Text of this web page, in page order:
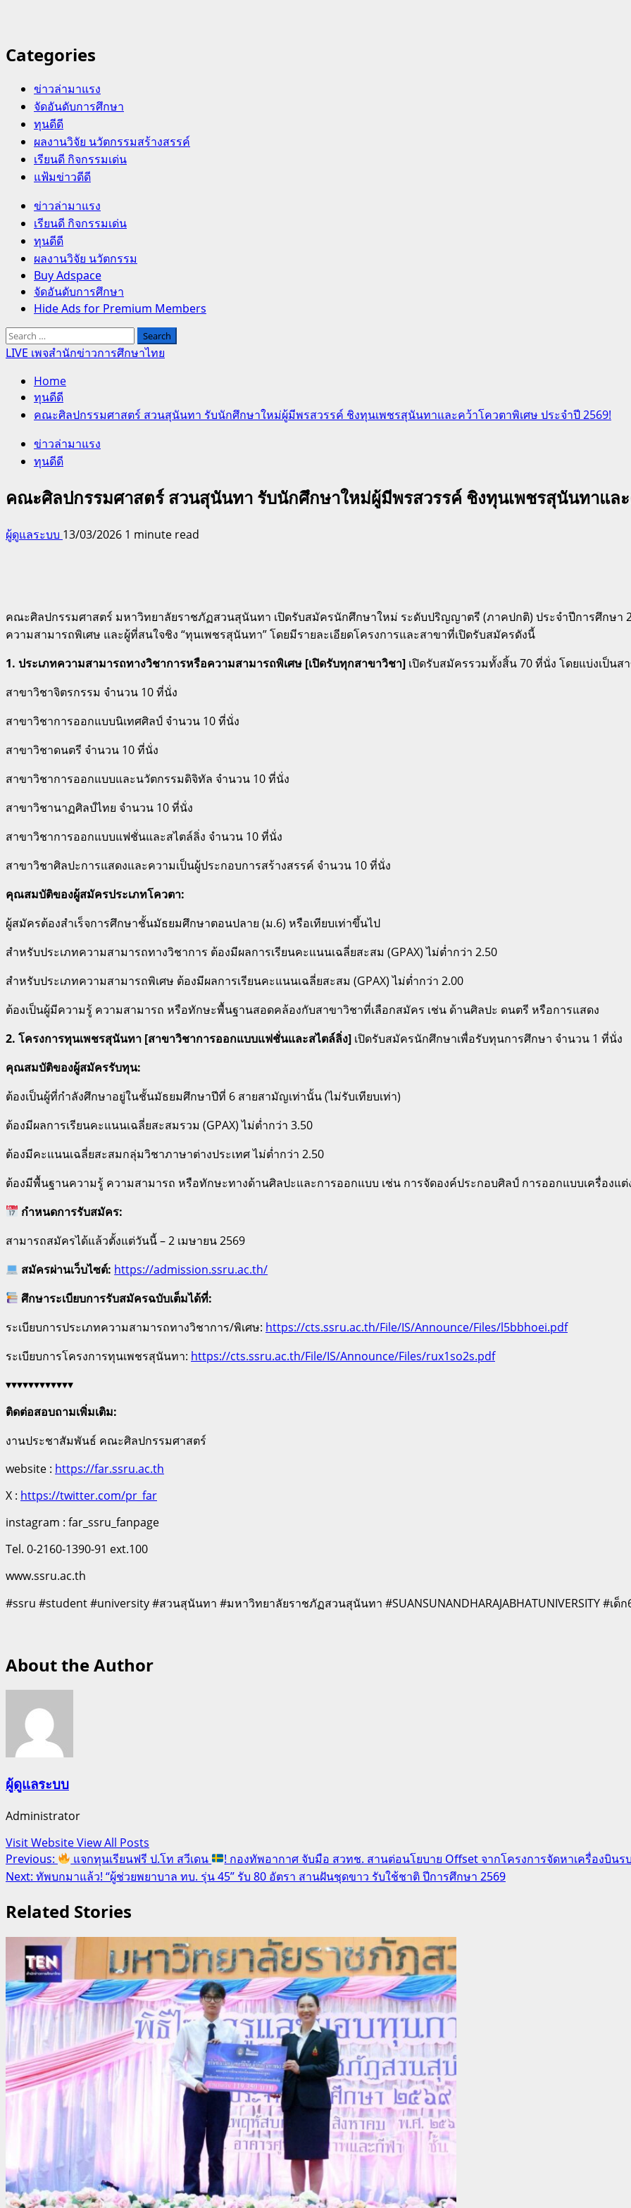
Categories
ข่าวล่ามาแรง
จัดอันดับการศึกษา
ทุนดีดี
ผลงานวิจัย นวัตกรรมสร้างสรรค์
เรียนดี กิจกรรมเด่น
แฟ้มข่าวดีดี
Primary
Menu
ข่าวล่ามาแรง
เรียนดี กิจกรรมเด่น
ทุนดีดี
ผลงานวิจัย นวัตกรรม
Buy Adspace
จัดอันดับการศึกษา
Hide Ads for Premium Members
Search
for:
LIVE เพจสำนักข่าวการศึกษาไทย
Home
ทุนดีดี
คณะศิลปกรรมศาสตร์ สวนสุนันทา รับนักศึกษาใหม่ผู้มีพรสวรรค์ ชิงทุนเพชรสุนันทาและคว้าโควตาพิเศษ ประจำปี 2569!
ข่าวล่ามาแรง
ทุนดีดี
คณะศิลปกรรมศาสตร์ สวนสุนันทา รับนักศึกษาใหม่ผู้มีพรสวรรค์ ชิงทุนเพชรสุนันทาและ
ผู้ดูแลระบบ 13/03/2026 1 minute read
คณะศิลปกรรมศาสตร์ มหาวิทยาลัยราชภัฏสวนสุนันทา เปิดรับสมัครนักศึกษาใหม่ ระดับปริญญาตรี (ภาคปกติ) ประจำปีการศึกษา
ความสามารถพิเศษ และผู้ที่สนใจชิง “ทุนเพชรสุนันทา” โดยมีรายละเอียดโครงการและสาขาที่เปิดรับสมัครดังนี้
1. ประเภทความสามารถทางวิชาการหรือความสามารถพิเศษ [เปิดรับทุกสาขาวิชา] เปิดรับสมัครรวมทั้งสิ้น 70 ที่นั่ง โดยแบ่งเป็นส
สาขาวิชาจิตรกรรม จำนวน 10 ที่นั่ง
สาขาวิชาการออกแบบนิเทศศิลป์ จำนวน 10 ที่นั่ง
สาขาวิชาดนตรี จำนวน 10 ที่นั่ง
สาขาวิชาการออกแบบและนวัตกรรมดิจิทัล จำนวน 10 ที่นั่ง
สาขาวิชานาฏศิลป์ไทย จำนวน 10 ที่นั่ง
สาขาวิชาการออกแบบแฟชั่นและสไตล์ลิ่ง จำนวน 10 ที่นั่ง
สาขาวิชาศิลปะการแสดงและความเป็นผู้ประกอบการสร้างสรรค์ จำนวน 10 ที่นั่ง
คุณสมบัติของผู้สมัครประเภทโควตา:
ผู้สมัครต้องสำเร็จการศึกษาชั้นมัธยมศึกษาตอนปลาย (ม.6) หรือเทียบเท่าขึ้นไป
สำหรับประเภทความสามารถทางวิชาการ ต้องมีผลการเรียนคะแนนเฉลี่ยสะสม (GPAX) ไม่ต่ำกว่า 2.50
สำหรับประเภทความสามารถพิเศษ ต้องมีผลการเรียนคะแนนเฉลี่ยสะสม (GPAX) ไม่ต่ำกว่า 2.00
ต้องเป็นผู้มีความรู้ ความสามารถ หรือทักษะพื้นฐานสอดคล้องกับสาขาวิชาที่เลือกสมัคร เช่น ด้านศิลปะ ดนตรี หรือการแสดง
2. โครงการทุนเพชรสุนันทา [สาขาวิชาการออกแบบแฟชั่นและสไตล์ลิ่ง] เปิดรับสมัครนักศึกษาเพื่อรับทุนการศึกษา จำนวน 1 ที่นั่ง
คุณสมบัติของผู้สมัครรับทุน:
ต้องเป็นผู้ที่กำลังศึกษาอยู่ในชั้นมัธยมศึกษาปีที่ 6 สายสามัญเท่านั้น (ไม่รับเทียบเท่า)
ต้องมีผลการเรียนคะแนนเฉลี่ยสะสมรวม (GPAX) ไม่ต่ำกว่า 3.50
ต้องมีคะแนนเฉลี่ยสะสมกลุ่มวิชาภาษาต่างประเทศ ไม่ต่ำกว่า 2.50
ต้องมีพื้นฐานความรู้ ความสามารถ หรือทักษะทางด้านศิลปะและการออกแบบ เช่น การจัดองค์ประกอบศิลป์ การออกแบบเครื่องแ
กำหนดการรับสมัคร:
สามารถสมัครได้แล้วตั้งแต่วันนี้ – 2 เมษายน 2569
สมัครผ่านเว็บไซต์: https://admission.ssru.ac.th/
ศึกษาระเบียบการรับสมัครฉบับเต็มได้ที่:
ระเบียบการประเภทความสามารถทางวิชาการ/พิเศษ: https://cts.ssru.ac.th/File/IS/Announce/Files/l5bbhoei.pdf
ระเบียบการโครงการทุนเพชรสุนันทา: https://cts.ssru.ac.th/File/IS/Announce/Files/rux1so2s.pdf
▾▾▾▾▾▾▾▾▾▾▾▾
ติดต่อสอบถามเพิ่มเติม:
งานประชาสัมพันธ์ คณะศิลปกรรมศาสตร์
website : https://far.ssru.ac.th
X : https://twitter.com/pr_far
instagram : far_ssru_fanpage
Tel. 0-2160-1390-91 ext.100
www.ssru.ac.th
#ssru #student #university #สวนสุนันทา #มหาวิทยาลัยราชภัฏสวนสุนันทา #SUANSUNANDHARAJABHATUNIVERSITY #เ
About the Author
ผู้ดูแลระบบ
Administrator
Visit WebsiteView All Posts
Post
navigation
Previous: แจกทุนเรียนฟรี ป.โท สวีเดน
! กองทัพอากาศ จับมือ สวทช. สานต่อนโยบาย Offset จากโครงการจัดหาเครื่องบินร
Next: ทัพบกมาแล้ว! “ผู้ช่วยพยาบาล ทบ. รุ่น 45” รับ 80 อัตรา สานฝันชุดขาว รับใช้ชาติ ปีการศึกษา 2569
Related Stories